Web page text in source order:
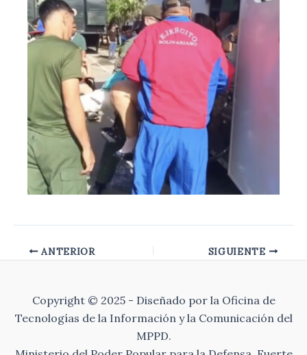
ANTERIOR SIGUIENTE
Copyright © 2025 - Diseñado por la Oficina de
Tecnologías de la Información y la Comunicación del
MPPD.